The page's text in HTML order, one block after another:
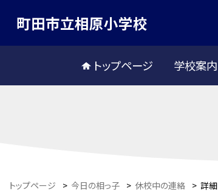
町田市立相原小学校
トップページ 学校案内
トップページ > 今日の相っ子 > 休校中の連絡 > 詳細